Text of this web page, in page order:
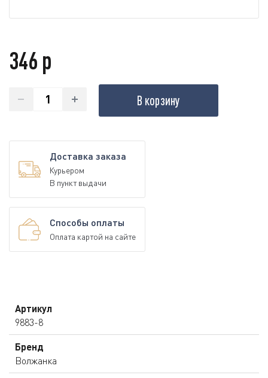
346 р
В корзину
Доставка заказа
Курьером
В пункт выдачи
Способы оплаты
Оплата картой на сайте
Артикул
9883-8
Бренд
Волжанка